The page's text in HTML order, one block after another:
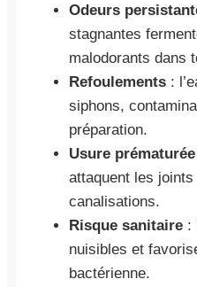
Odeurs
stagnantes
malodorants dans
Refoulements :
siphons,
préparation.
Usure prématurée
attaquent les
canalisations.
Risque sanitaire :
nuisibles et
bactérienne.